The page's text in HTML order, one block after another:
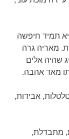
תמיד חיפשה
מאריה גרה
שהיה אלים
מאד אהבה.
אבידות,
מתבדלת,